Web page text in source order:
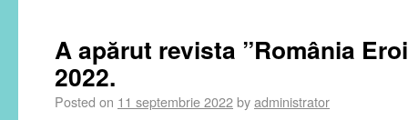
A apărut revista ”România
2022.
Posted on 11 septembrie 2022byadministrator